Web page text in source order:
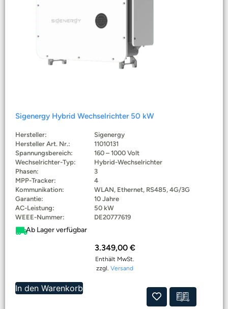
Sigenergy Hybrid Wechselrichter 50 kW
Hersteller:
Sigenergy
Hersteller Art. Nr.:
11010131
Spannungsbereich:
160 – 1000 Volt
Wechselrichter-Typ:
Hybrid-Wechselrichter
Phasen:
3
MPP-Tracker:
4
Kommunikation:
WLAN, Ethernet, RS485, 4G/3G
Garantie:
10 Jahre
AC-Leistung:
50 kW
WEEE-Nummer:
DE20777619
Ab Lager verfügbar
3.349,00 €
Enthält MwSt.
zzgl. Versand
In den Warenkorb